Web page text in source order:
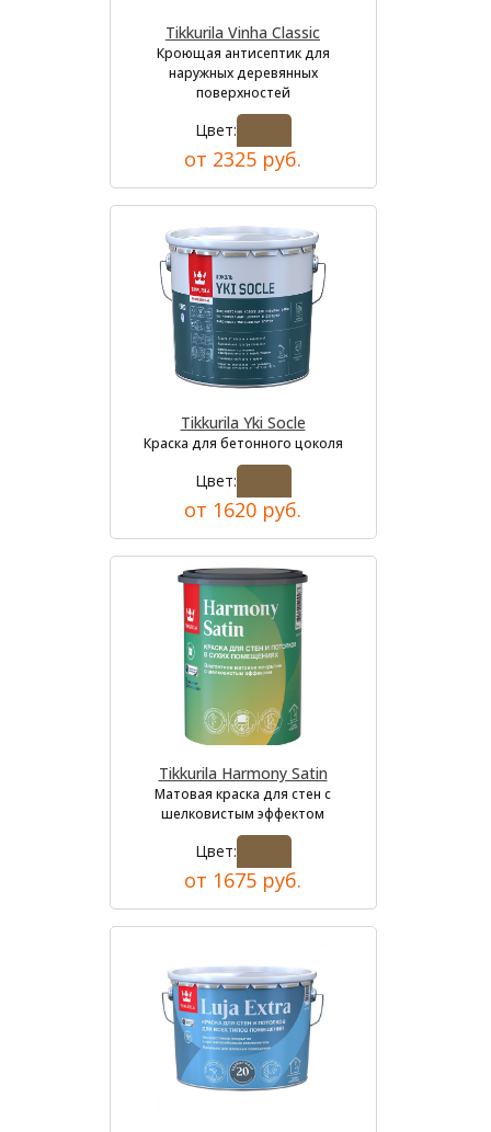
Tikkurila Vinha Classic
Кроющая антисептик для
наружных деревянных
поверхностей
Цвет:
от 2325 руб.
Tikkurila Yki Socle
Краска для бетонного цоколя
Цвет:
от 1620 руб.
Tikkurila Harmony Satin
Матовая краска для стен с
шелковистым эффектом
Цвет:
от 1675 руб.